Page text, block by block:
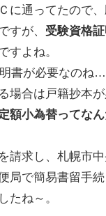
に通ってたので
すが、 受験資格
すよね。
書が必要なのね
場合は戸籍抄本が
額小為替ってなん
請求し、札幌市
局で簡易書留手
たね～。